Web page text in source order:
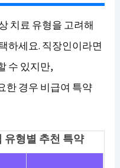
치료 유형을 고려해
하세요. 직장인이라면
수 있지만,
한 경우 비급여 특약
유형별 추천 특약